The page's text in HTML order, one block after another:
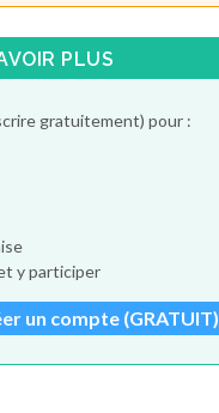
PLUS
gratuitement) pour :
y participer
un compte (GRATUIT)